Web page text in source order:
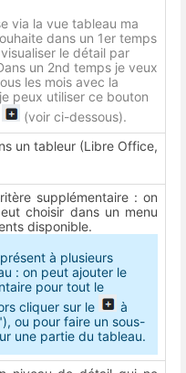
via la vue tableau ma
dans un 1er temps
le détail par
un 2nd temps je veux
les mois avec la
peux utiliser ce bouton
(voir ci-dessous).
un tableur (Libre Office,
supplémentaire : on
choisir dans un menu
disponible.
à plusieurs
: on peut ajouter le
pour tout le
cliquer sur le
à
ou pour faire un sous-
une partie du tableau.